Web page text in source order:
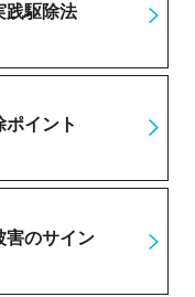
践駆除法
ポイント
害のサイン